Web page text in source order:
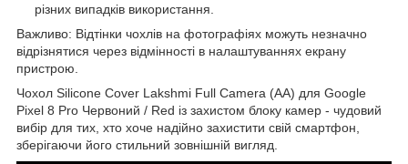
різних випадків використання.
Важливо: Відтінки чохлів на фотографіях можуть незначно
відрізнятися через відмінності в налаштуваннях екрану
пристрою.
Чохол Silicone Cover Lakshmi Full Camera (AA) для Google
Pixel 8 Pro Червоний / Red із захистом блоку камер - чудовий
вибір для тих, хто хоче надійно захистити свій смартфон,
зберігаючи його стильний зовнішній вигляд.